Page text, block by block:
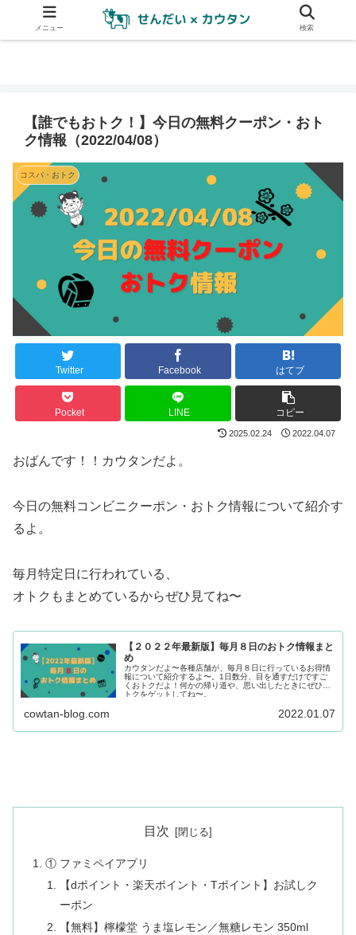
【誰でもおトク！】今日の無料クーポン・おト
ク情報（2022/04/08）
コスパ・おトク
Twitter Facebook はてブ
Pocket LINE コピー
2025.02.24 2022.04.07
おばんです！！カウタンだよ。
今日の無料コンビニクーポン・おトク情報について紹介す
るよ。
毎月特定日に行われている、
オトクもまとめているからぜひ見てね〜
【２０２２年最新版】毎月８日のおトク情報まと
め
カウタンだよ〜各種店舗が、毎月８日に行っているお得情
報について紹介するよ〜。1日数分、目を通すだけですご
くおトクだよ！何かの帰り道や、思い出したときにぜひオ
トクをゲットしてね〜。
cowtan-blog.com 2022.01.07
目次
① ファミペイアプリ
【dポイント・楽天ポイント・Tポイント】お試しク
ーポン
【無料】檸檬堂 うま塩レモン／無糖レモン 350ml
メニュー 検索